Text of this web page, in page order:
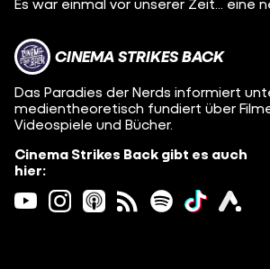
CINEMA STRIKES BACK
Das Paradies der Nerds informiert
medientheoretisch fundiert über
Videospiele und Bücher.
Cinema Strikes Back gibt es auch
hier: